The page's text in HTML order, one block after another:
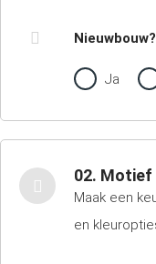
Nieuwbouw?
Ja
02. Motief
Maak een
en